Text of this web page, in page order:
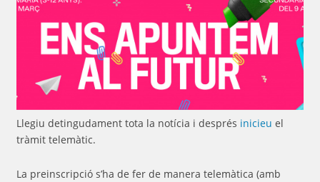
Llegiu detingudament tota la notícia i després inicieu el
tràmit telemàtic.
La preinscripció s’ha de fer de manera telemàtica (amb